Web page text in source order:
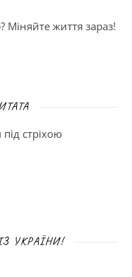
Міняйте життя зараз!
стріхою
УКРАЇНИ!